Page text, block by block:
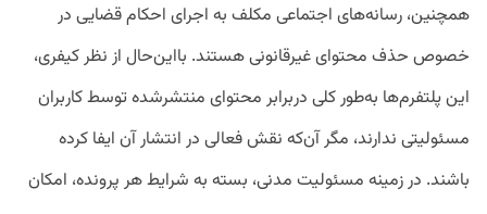
همچنین، رسانه‌های اجتماعی مکلف به اجرای احکام قضایی در
خصوص حذف محتوای غیرقانونی هستند. بااین‌حال از نظر کیفری،
این پلتفرم‌ها به‌طور کلی دربرابر محتوای منتشرشده توسط کاربران
مسئولیتی ندارند، مگر آن‌که نقش فعالی در انتشار آن ایفا کرده
باشند. در زمینه مسئولیت مدنی، بسته به شرایط هر پرونده، امکان